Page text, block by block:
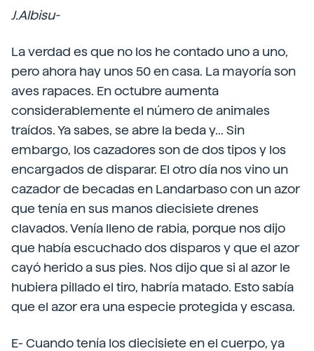
J.Albisu-
La verdad es que no los he contado uno a uno,
pero ahora hay unos 50 en casa. La mayoría son
aves rapaces. En octubre aumenta
considerablemente el número de animales
traídos. Ya sabes, se abre la beda y... Sin
embargo, los cazadores son de dos tipos y los
encargados de disparar. El otro día nos vino un
cazador de becadas en Landarbaso con un azor
que tenía en sus manos diecisiete drenes
clavados. Venía lleno de rabia, porque nos dijo
que había escuchado dos disparos y que el azor
cayó herido a sus pies. Nos dijo que si al azor le
hubiera pillado el tiro, habría matado. Esto sabía
que el azor era una especie protegida y escasa.
E- Cuando tenía los diecisiete en el cuerpo, ya